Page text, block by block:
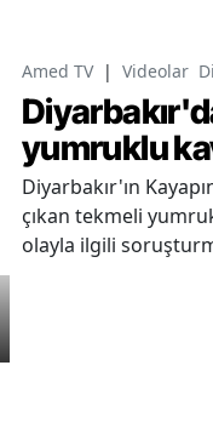
Amed TV | Videolar
yumruklu
Diyarbakır'ın
çıkan tekmeli
olayla ilgili